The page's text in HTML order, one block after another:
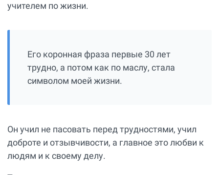
учителем по жизни.
Его коронная фраза первые 30 лет
трудно, а потом как по маслу, стала
символом моей жизни.
Он учил не пасовать перед трудностями, учил
доброте и отзывчивости, а главное это любви к
людям и к своему делу.